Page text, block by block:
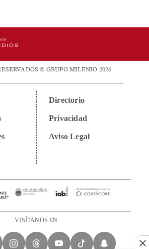
© GRUPO MILENIO 2026
Directorio
Privacidad
Aviso Legal
VISÍTANOS EN